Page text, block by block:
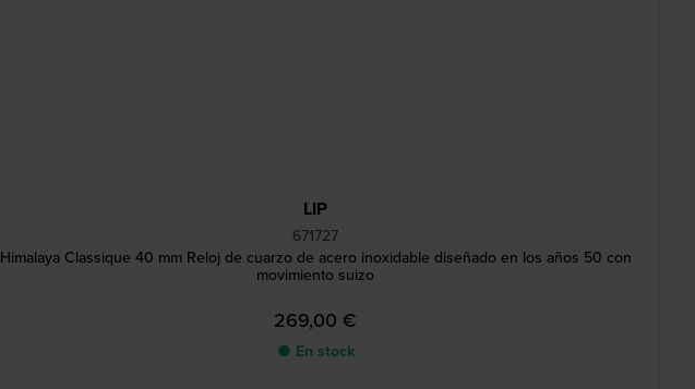
LIP
671727
Himalaya Classique 40 mm Reloj de cuarzo de acero inoxidable diseñado en los años 50 con
movimiento suizo
269,00 €
● En stock